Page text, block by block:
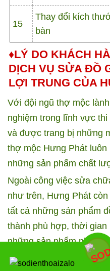
15
Thay đổi kích
bàn
♦LÝ DO KHÁCH
DỊCH VỤ SỬA ĐỒ
LỢI TRUNG CỦA
Với đội ngũ thợ mộc
nghiệm trong lĩnh vực
và được trang bị những
thợ mộc Hưng Phát luôn
những sản phẩm chất
Ngoài công việc sửa
như trên, Hưng Phát
tất cả những sản phẩm
thành phù hợp, thời
những sản phẩm như
Thi công đóng mới tủ